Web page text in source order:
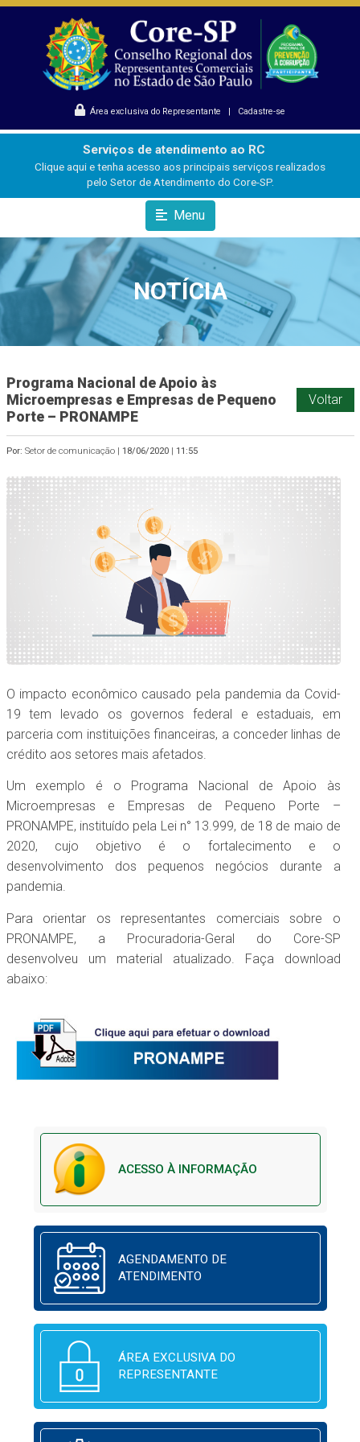
Área exclusiva do Representante | Cadastre-se
Serviços de atendimento ao RC
Clique aqui e tenha acesso aos principais serviços realizados
pelo Setor de Atendimento do Core-SP.
Menu
NOTÍCIA
Programa Nacional de Apoio às
Microempresas e Empresas de Pequeno
Porte – PRONAMPE
Voltar
Por: Setor de comunicação | 18/06/2020| 11:55
O impacto econômico causado pela pandemia da Covid-
19 tem levado os governos federal e estaduais, em
parceria com instituições financeiras, a conceder linhas de
crédito aos setores mais afetados.
Um exemplo é o Programa Nacional de Apoio às
Microempresas e Empresas de Pequeno Porte –
PRONAMPE, instituído pela Lei n° 13.999, de 18 de maio de
2020, cujo objetivo é o fortalecimento e o
desenvolvimento dos pequenos negócios durante a
pandemia.
Para orientar os representantes comerciais sobre o
PRONAMPE, a Procuradoria-Geral do Core-SP
desenvolveu um material atualizado. Faça download
abaixo:
ACESSO À INFORMAÇÃO
AGENDAMENTO DE
ATENDIMENTO
ÁREA EXCLUSIVA DO
REPRESENTANTE